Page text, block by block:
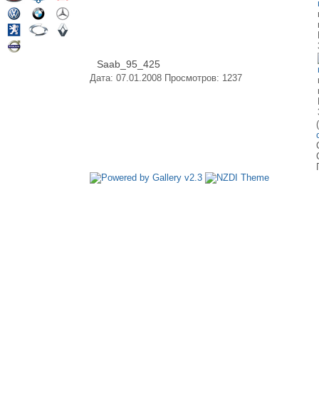
Saab_95_425
Дата: 07.01.2008 Просмотров: 1237